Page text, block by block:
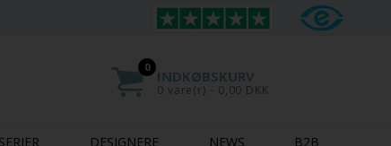
0
INDKØBSKURV
0 vare(r) - 0,00 DKK
DESIGNERE NEWS B2B